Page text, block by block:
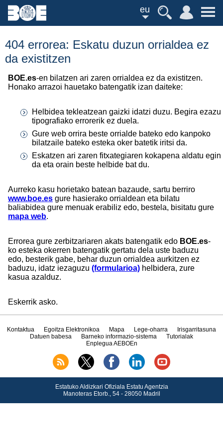
eu
404 errorea: Eskatu duzun orrialdea ez
da existitzen
BOE.es-en bilatzen ari zaren orrialdea ez da existitzen.
Honako arrazoi hauetako batengatik izan daiteke:
Helbidea tekleatzean gaizki idatzi duzu. Begira ezazu
tipografiako errorerik ez duela.
Gure web orrira beste orrialde bateko edo kanpoko
bilatzaile bateko esteka oker batetik iritsi da.
Eskatzen ari zaren fitxategiaren kokapena aldatu egin
da eta orain beste helbide bat du.
Aurreko kasu horietako batean bazaude, sartu berriro
www.boe.es gure hasierako orrialdean eta bilatu
baliabidea gure menuak erabiliz edo, bestela, bisitatu gure
mapa web.
Errorea gure zerbitzariaren akats batengatik edo BOE.es-
ko esteka okerren batengatik gertatu dela uste baduzu
edo, besterik gabe, behar duzun orrialdea aurkitzen ez
baduzu, idatz iezaguzu (formularioa) helbidera, zure
kasua azalduz.
Eskerrik asko.
Kontaktua Egoitza Elektronikoa Mapa Lege-oharra
Irisgarritasuna
Datuen babesa
Barneko informazio-sistema
Tutorialak
Enplegua AEBOEn
Estatuko Aldizkari Ofiziala Estatu Agentzia
Manoteras Etorb., 54 - 28050 Madril